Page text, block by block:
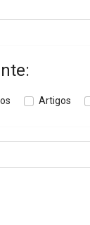
Artigos